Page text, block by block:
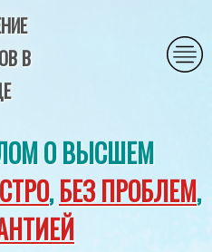
В
О ВЫСШЕМ
,БЕЗ ПРОБЛЕМ,